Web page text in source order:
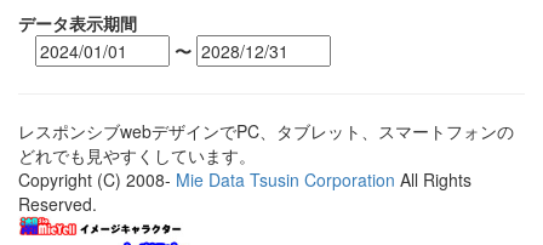
データ表示期間
〜
レスポンシブwebデザインでPC、タブレット、スマートフォンの
どれでも見やすくしています。
Copyright (C) 2008- Mie Data Tsusin Corporation All Rights
Reserved.